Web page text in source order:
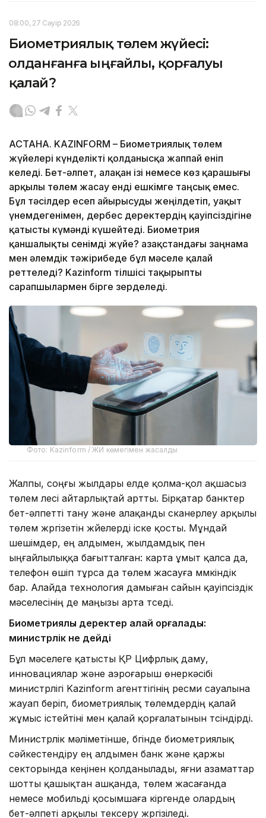
08:00, 27 Сәуір 2026
Биометриялық төлем жүйесі:
Қолданғанға ыңғайлы, қорғалуы
қалай?
АСТАНА. KAZINFORM – Биометриялық төлем
жүйелері күнделікті қолданысқа жаппай еніп
келеді. Бет-әлпет, алақан ізі немесе көз қарашығы
арқылы төлем жасау енді ешкімге таңсық емес.
Бұл тәсілдер есеп айырысуды жеңілдетіп, уақыт
үнемдегенімен, дербес деректердің қауіпсіздігіне
қатысты күмәнді күшейтеді. Биометрия
қаншалықты сенімді жүйе? Қазақстандағы заңнама
мен әлемдік тәжірибеде бұл мәселе қалай
реттеледі? Kazinform тілшісі тақырыпты
сарапшылармен бірге зерделеді.
Фото: Kazinform / ЖИ көмегімен жасалды
Жалпы, соңғы жылдары елде қолма-қол ақшасыз
төлем үлесі айтарлықтай артты. Бірқатар банктер
бет-әлпетті тану және алақанды сканерлеу арқылы
төлем жүргізетін жүйелерді іске қосты. Мұндай
шешімдер, ең алдымен, жылдамдық пен
ыңғайлылыққа бағытталған: карта ұмыт қалса да,
телефон өшіп тұрса да төлем жасауға мүмкіндік
бар. Алайда технология дамыған сайын қауіпсіздік
мәселесінің де маңызы арта түседі.
Биометриялық деректер қалай қорғалады:
министрлік не дейді
Бұл мәселеге қатысты ҚР Цифрлық даму,
инновациялар және аэроғарыш өнеркәсібі
министрлігі Kazinform агенттігінің ресми сауалына
жауап беріп, биометриялық төлемдердің қалай
жұмыс істейтіні мен қалай қорғалатынын түсіндірді.
Министрлік мәліметінше, бүгінде биометриялық
сәйкестендіру ең алдымен банк және қаржы
секторында кеңінен қолданылады, яғни азаматтар
шотты қашықтан ашқанда, төлем жасағанда
немесе мобильді қосымшаға кіргенде олардың
бет-әлпеті арқылы тексеру жүргізіледі.